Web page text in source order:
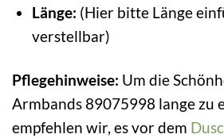
Länge: (Hier bitte Länge
verstellbar)
Pflegehinweise: Um die
Armbands 89075998 lange zu
empfehlen wir, es vor dem